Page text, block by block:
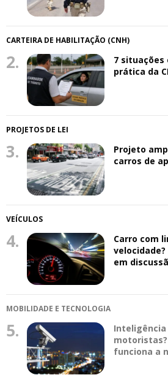
CARTEIRA DE HABILITAÇÃO (CNH)
2.
7 situações
prática da
PROJETOS DE LEI
3.
Projeto
carros de
VEÍCULOS
4.
Carro com
em
MOBILIDADE E TECNOLOGIA
5.
funciona a